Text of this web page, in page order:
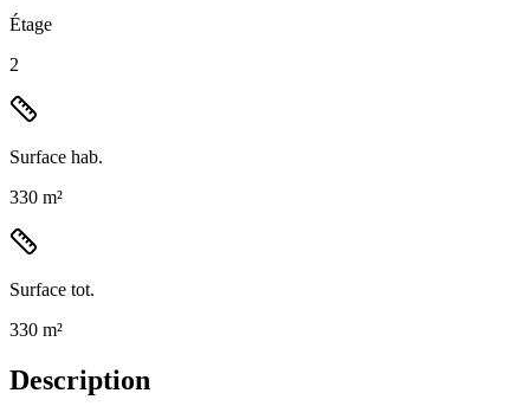
Étage
2
Surface hab.
330 m²
Surface tot.
330 m²
Description